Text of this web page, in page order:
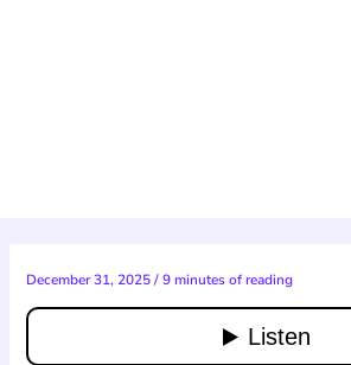
December 31, 2025/9 minutes of reading